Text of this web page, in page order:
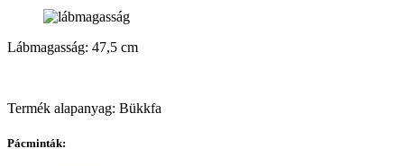
Lábmagasság: 47,5 cm
Termék alapanyag: Bükkfa
Pácminták: